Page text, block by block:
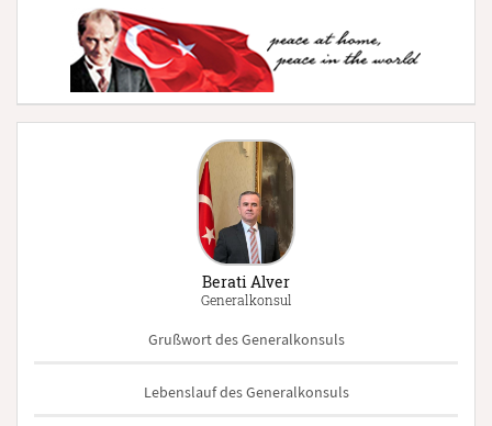
Berati Alver
Generalkonsul
Grußwort des Generalkonsuls
Lebenslauf des Generalkonsuls